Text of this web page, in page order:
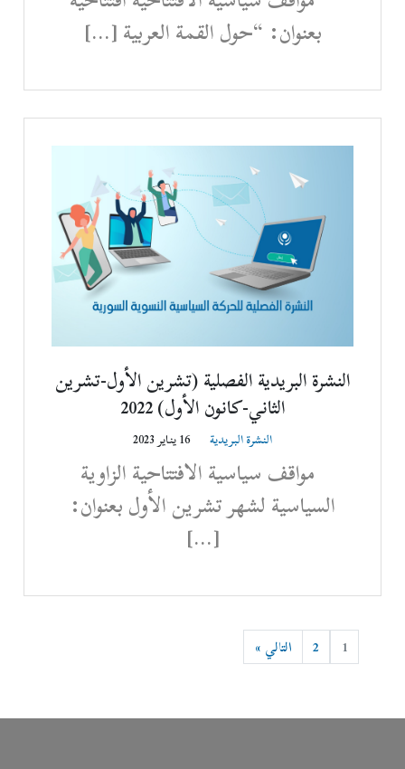
بعنوان: “حول القمة العربية […]
النشرة البريدية الفصلية (تشرين الأول-تشرين
الثاني-كانون الأول) 2022
النشرة البريدية 16 يناير 2023
مواقف سياسية الافتتاحية الزاوية
السياسية لشهر تشرين الأول بعنوان:
[…]
التالي »